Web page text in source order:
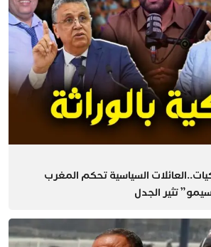
السياسية تحكم المغرب
تثير الجدل